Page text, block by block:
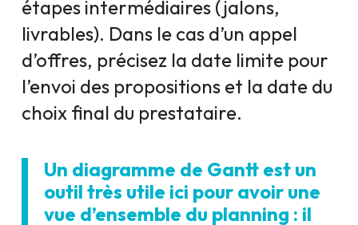
étapes intermédiaires (jalons,
livrables). Dans le cas d’un appel
d’offres, précisez la date limite pour
l’envoi des propositions et la date du
choix final du prestataire.
Un diagramme de Gantt est un
outil très utile ici pour avoir une
vue d’ensemble du planning : il